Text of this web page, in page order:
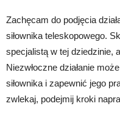
Zachęcam do podjęcia
siłownika teleskopowego.
specjalistą w tej dziedzinie,
Niezwłoczne działanie
siłownika i zapewnić jego
zwlekaj, podejmij kroki